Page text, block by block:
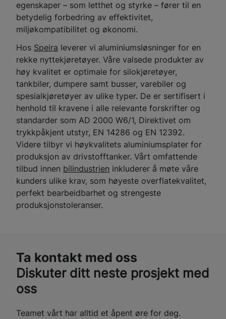
egenskaper – som letthet og styrke – fører til en
betydelig forbedring av effektivitet,
miljøkompatibilitet og økonomi.
Hos Speira leverer vi aluminiumsløsninger for en
rekke nyttekjøretøyer. Våre valsede produkter av
høy kvalitet er optimale for silokjøretøyer,
tankbiler, dumpere samt busser, varebiler og
spesialkjøretøyer av ulike typer. De er sertifisert i
henhold til kravene i alle relevante forskrifter og
standarder som AD 2000 W6/1, Direktivet om
trykkpåkjent utstyr, EN 14286 og EN 12392.
Videre tilbyr vi høykvalitets aluminiumsplater for
produksjon av drivstofftanker. Vårt omfattende
tilbud innen bilindustrien inkluderer å møte våre
kunders ulike krav, som høyeste overflatekvalitet,
perfekt bearbeidbarhet og strengeste
produksjonstoleranser.
Ta kontakt med oss
Diskuter ditt neste prosjekt med
oss
Teamet vårt har alltid et åpent øre for deg.